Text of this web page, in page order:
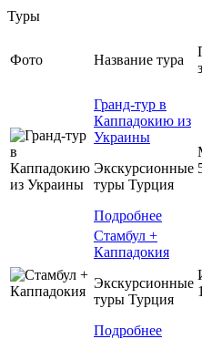
Туры
Фото Название тура
Гранд-тур в
Каппадокию из
Украины
Экскурсионные
туры Турция
Подробнее
Стамбул +
Каппадокия
Экскурсионные
туры Турция
Подробнее
1